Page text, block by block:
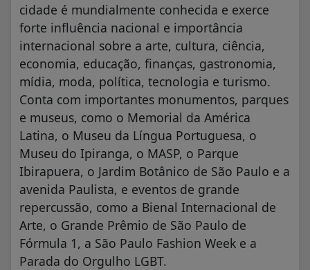
cidade é mundialmente conhecida e exerce
forte influência nacional e importância
internacional sobre a arte, cultura, ciência,
economia, educação, finanças, gastronomia,
mídia, moda, política, tecnologia e turismo.
Conta com importantes monumentos, parques
e museus, como o Memorial da América
Latina, o Museu da Língua Portuguesa, o
Museu do Ipiranga, o MASP, o Parque
Ibirapuera, o Jardim Botânico de São Paulo e a
avenida Paulista, e eventos de grande
repercussão, como a Bienal Internacional de
Arte, o Grande Prêmio de São Paulo de
Fórmula 1, a São Paulo Fashion Week e a
Parada do Orgulho LGBT.